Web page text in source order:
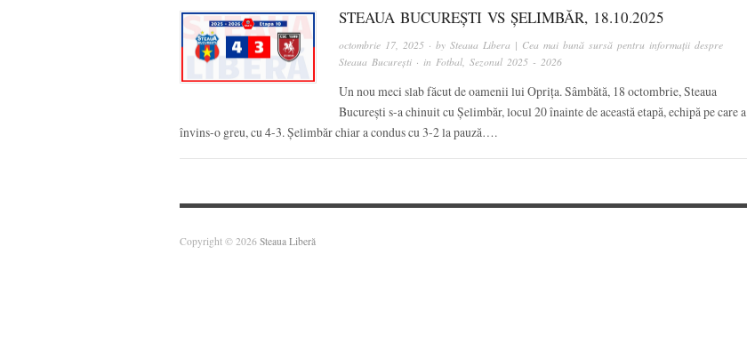
STEAUA BUCUREȘTI VS ȘELIMBĂR, 18.10.2025
octombrie 17, 2025 · by Steaua Libera | Cea mai bună sursă pentru informații despre
Steaua București · in Fotbal Sezonul 2025 - 2026
Un nou meci slab făcut de oamenii lui Oprița. Sâmbătă, 18 octombrie, Steaua
București s-a chinuit cu Șelimbăr, locul 20 înainte de această etapă, echipă pe care a
învins-o greu, cu 4-3. Șelimbăr chiar a condus cu 3-2 la pauză….
Copyright © 2026 Steaua Liberă